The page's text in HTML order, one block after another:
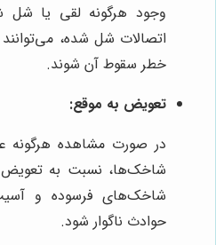
وجود هرگونه لقی یا شل
اتصالات شل شده، می‌توانند
خطر سقوط آن شوند.
تعویض به موقع:
در صورت مشاهده هرگونه
شاخک‌ها، نسبت به تعویض
شاخک‌های فرسوده و
حوادث ناگوار شود.